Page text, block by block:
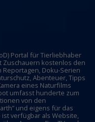
Portal für Tierliebhaber
Zuschauern kostenlos den
Reportagen, Doku-Serien
Abenteuer, Tipps
eines Naturfilms
umfasst hunderte zum
von den
und eigens für das
ist verfügbar als Website,